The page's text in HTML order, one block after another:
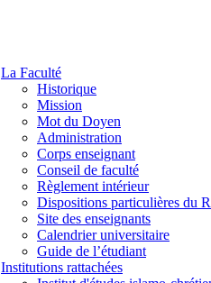
La Faculté
Historique
Mission
Mot du Doyen
Administration
Corps enseignant
Conseil de faculté
Règlement intérieur
Dispositions particulières du
Site des enseignants
Calendrier universitaire
Guide de l’étudiant
Institutions rattachées